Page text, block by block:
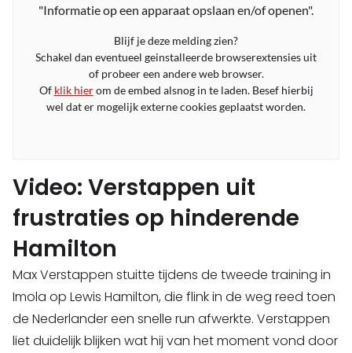
"Informatie op een apparaat opslaan en/of openen".
Blijf je deze melding zien?
Schakel dan eventueel geinstalleerde browserextensies uit
of probeer een andere web browser.
Of klik hierom de embed alsnog in te laden. Besef hierbij
wel dat er mogelijk externe cookies geplaatst worden.
Video: Verstappen uit
frustraties op hinderende
Hamilton
Max Verstappen stuitte tijdens de tweede training in
Imola op Lewis Hamilton, die flink in de weg reed toen
de Nederlander een snelle run afwerkte. Verstappen
liet duidelijk blijken wat hij van het moment vond door